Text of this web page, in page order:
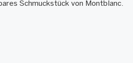
Schmuckstück von Montblanc.